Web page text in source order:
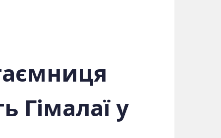
Гімалаї у